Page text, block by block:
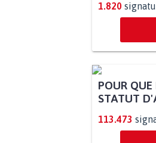
1.820
POUR QUE
STATUT
113.473